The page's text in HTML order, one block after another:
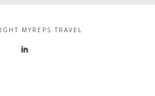
MYREPS.TRAVEL